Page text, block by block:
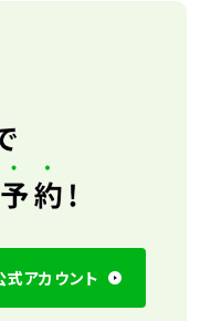
式アカウント